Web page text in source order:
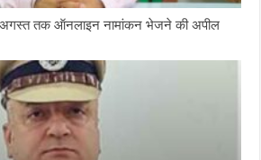
अगस्त तक ऑनलाइन नामांकन भेजने की अपील